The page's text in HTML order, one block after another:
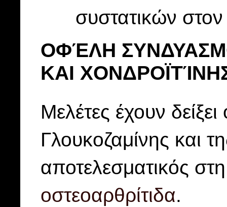
συστατικών
ΟΦΈΛΗ
ΚΑΙ
Μελέτες έχουν
Γλουκοζαμίνης και
αποτελεσματικός
οστεοαρθρίτιδα.